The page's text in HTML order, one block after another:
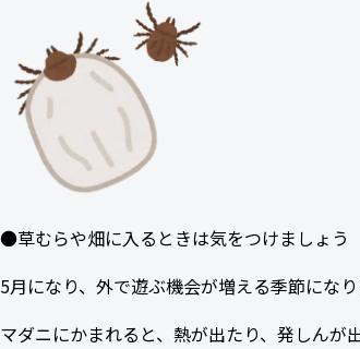
●草むらや畑に入るときは気をつけましょう
5月になり、外で遊ぶ機会が増える季節にな
マダニにかまれると、熱が出たり、発しん